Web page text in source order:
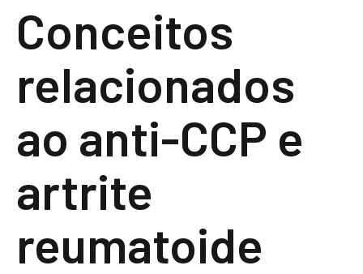
Conceitos
relacionados
ao anti-CCP e
artrite
reumatoide